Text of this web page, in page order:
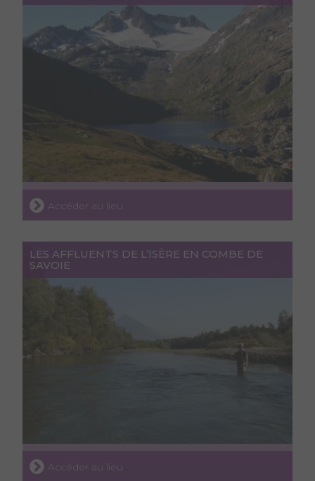
Accéder au lieu
LES AFFLUENTS DE L’ISÈRE EN COMBE DE
SAVOIE
Accéder au lieu